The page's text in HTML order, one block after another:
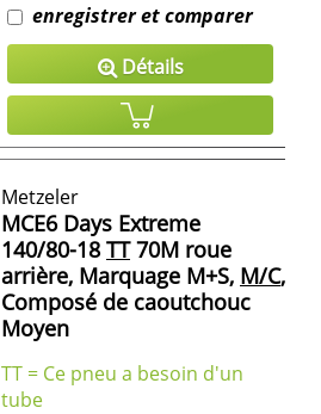
enregistrer et comparer
Détails
Metzeler
MCE6 Days Extreme
140/80-18 TT70M roue
arrière, Marquage M+S, M/C,
Composé de caoutchouc
Moyen
TT = Ce pneu a besoin d'un
tube